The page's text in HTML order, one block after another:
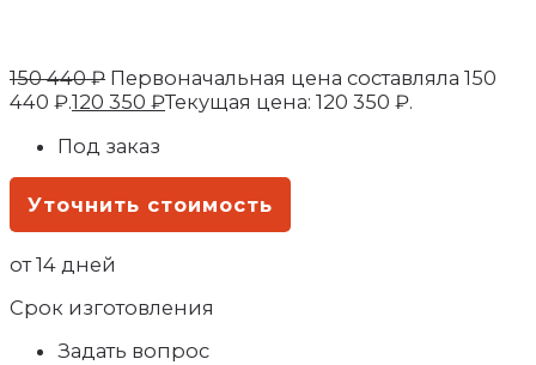
150 440₽ Первоначальная цена составляла 150
440 ₽.120 350 ₽Текущая цена: 120 350 ₽.
Под заказ
Уточнить стоимость
от 14 дней
Срок изготовления
Задать вопрос